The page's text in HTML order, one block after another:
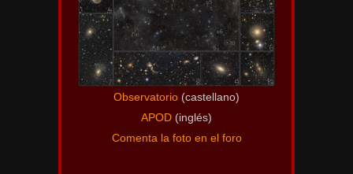
Observatorio (castellano)
APOD (inglés)
Comenta la foto en el foro